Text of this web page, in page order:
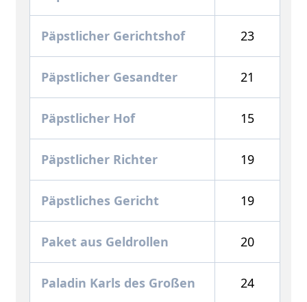
Päpstlicher Gerichtshof 23
Päpstlicher Gesandter 21
Päpstlicher Hof 15
Päpstlicher Richter 19
Päpstliches Gericht 19
Paket aus Geldrollen 20
Paladin Karls des Großen 24